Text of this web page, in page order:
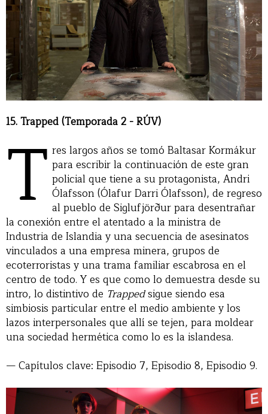
15. Trapped (Temporada 2 - RÚV)
T res largos años se tomó Baltasar Kormákur
para escribir la continuación de este gran
policial que tiene a su protagonista, Andri
Ólafsson (Ólafur Darri Ólafsson), de regreso
al pueblo de Siglufjörður para desentrañar
la conexión entre el atentado a la ministra de
Industria de Islandia y una secuencia de asesinatos
vinculados a una empresa minera, grupos de
ecoterroristas y una trama familiar escabrosa en el
centro de todo. Y es que como lo demuestra desde su
intro, lo distintivo de Trappedsigue siendo esa
simbiosis particular entre el medio ambiente y los
lazos interpersonales que allí se tejen, para moldear
una sociedad hermética como lo es la islandesa.
— Capítulos clave: Episodio 7, Episodio 8, Episodio 9.